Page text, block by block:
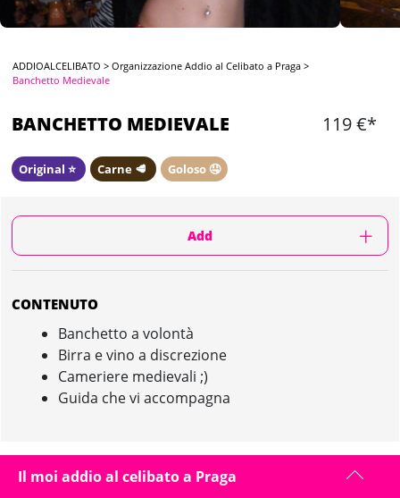
ADDIOALCELIBATO >Organizzazione Addio al Celibato a Praga >
Banchetto Medievale
BANCHETTO MEDIEVALE 119 €*
Original ⭐️ Carne 🥩 Goloso 🤤
Add
CONTENUTO
Banchetto a volontà
Birra e vino a discrezione
Cameriere medievali ;)
Guida che vi accompagna
BANCHETTO MEDIEVALE IN PRAGA :
Il moi addio al celibato a Praga